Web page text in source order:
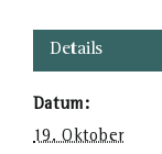
Details
Datum:
19. Oktober